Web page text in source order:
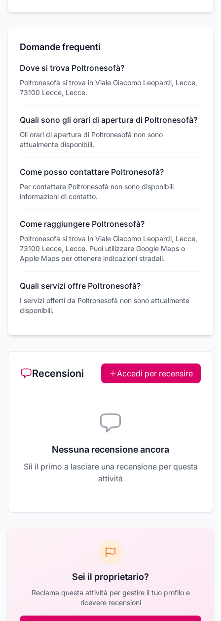
Domande frequenti
Dove si trova Poltronesofà?
Poltronesofà si trova in Viale Giacomo Leopardi, Lecce,
73100 Lecce, Lecce.
Quali sono gli orari di apertura di Poltronesofà?
Gli orari di apertura di Poltronesofà non sono
attualmente disponibili.
Come posso contattare Poltronesofà?
Per contattare Poltronesofà non sono disponibili
informazioni di contatto.
Come raggiungere Poltronesofà?
Poltronesofà si trova in Viale Giacomo Leopardi, Lecce,
73100 Lecce, Lecce. Puoi utilizzare Google Maps o
Apple Maps per ottenere indicazioni stradali.
Quali servizi offre Poltronesofà?
I servizi offerti da Poltronesofà non sono attualmente
disponibili.
Recensioni Accedi per recensire
Nessuna recensione ancora
Sii il primo a lasciare una recensione per questa
attività
Sei il proprietario?
Reclama questa attività per gestire il tuo profilo e
ricevere recensioni